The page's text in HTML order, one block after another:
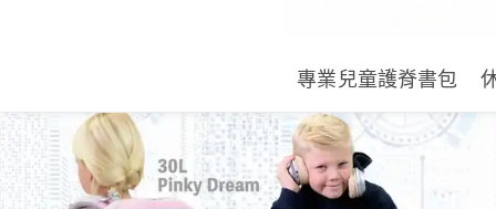
專業兒童護脊書包